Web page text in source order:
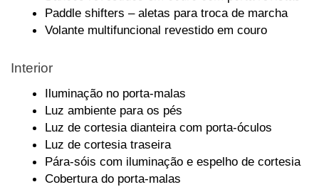
Paddle shifters – aletas para troca de marcha
Volante multifuncional revestido em couro
Interior
Iluminação no porta-malas
Luz ambiente para os pés
Luz de cortesia dianteira com porta-óculos
Luz de cortesia traseira
Pára-sóis com iluminação e espelho de cortesia
Cobertura do porta-malas